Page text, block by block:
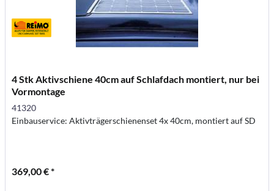
4 Stk Aktivschiene 40cm auf Schlafdach montiert, nur bei
Vormontage
41320
Einbauservice: Aktivträgerschienenset 4x 40cm, montiert auf SD
369,00 € *